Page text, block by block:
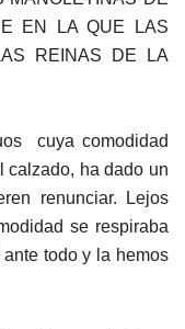
EN LA QUE LAS
REINAS DE LA
cuya comodidad
calzado, ha dado un
renunciar. Lejos
se respiraba
todo y la hemos